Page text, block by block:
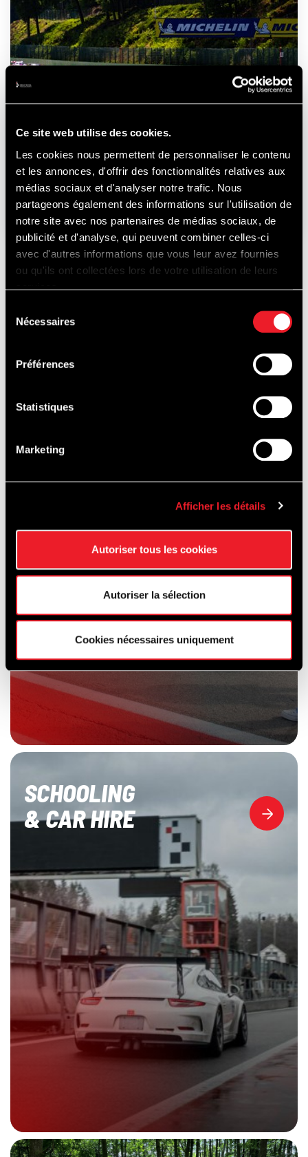
Ce site web utilise des cookies.
Les cookies nous permettent de personnaliser le contenu
et les annonces, d'offrir des fonctionnalités relatives aux
médias sociaux et d'analyser notre trafic. Nous
partageons également des informations sur l'utilisation de
notre site avec nos partenaires de médias sociaux, de
publicité et d'analyse, qui peuvent combiner celles-ci
avec d'autres informations que vous leur avez fournies
ou qu'ils ont collectées lors de votre utilisation de leurs
services.
Nécessaires
Préférences
Statistiques
Marketing
Afficher les détails
Autoriser tous les cookies
Autoriser la sélection
Cookies nécessaires uniquement
ELMS - 4 HOURS OF SPA
- FRANCORCHAMPS
21-22-23AUGUST
2026
ALSO WORTH
DISCOVERING...
TRACK
EXPERIENCES
SCHOOLING
& CAR HIRE